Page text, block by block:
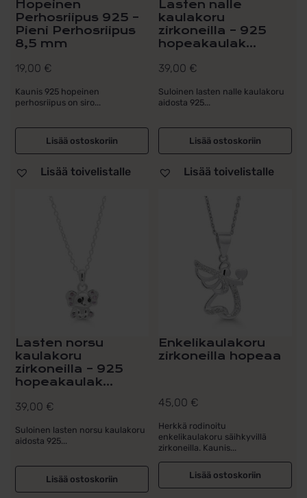
Hopeinen
Perhosriipus 925 –
Pieni Perhosriipus
8,5 mm
19,00 €
Kaunis 925 hopeinen
perhosriipus on siro...
Lisää ostoskoriin
Lisää toivelistalle
Lasten nalle
kaulakoru
zirkoneilla – 925
hopeakaulak...
39,00 €
Suloinen lasten nalle kaulakoru
aidosta 925...
Lisää ostoskoriin
Lisää toivelistalle
Lasten norsu
kaulakoru
zirkoneilla – 925
hopeakaulak...
39,00 €
Suloinen lasten norsu kaulakoru
aidosta 925...
Lisää ostoskoriin
Enkelikaulakoru
zirkoneilla hopeaa
45,00 €
Herkkä rodinoitu
enkelikaulakoru säihkyvillä
zirkoneilla. Kaunis...
Lisää ostoskoriin